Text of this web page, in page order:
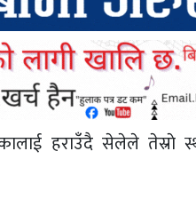
हराउँदै सेलेले तेस्राे